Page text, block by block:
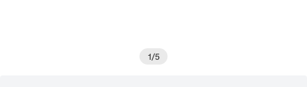
1/5